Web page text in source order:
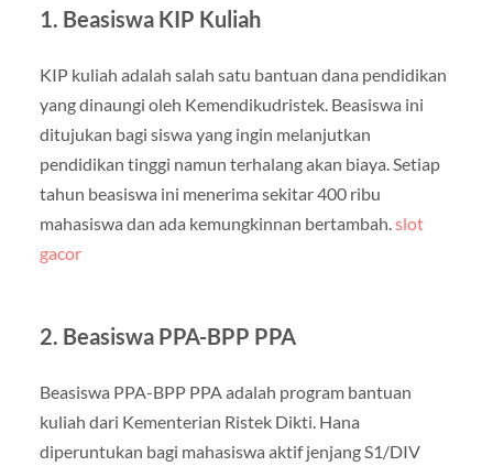
1. Beasiswa KIP Kuliah
KIP kuliah adalah salah satu bantuan dana pendidikan
yang dinaungi oleh Kemendikudristek. Beasiswa ini
ditujukan bagi siswa yang ingin melanjutkan
pendidikan tinggi namun terhalang akan biaya. Setiap
tahun beasiswa ini menerima sekitar 400 ribu
mahasiswa dan ada kemungkinnan bertambah. slot
gacor
2. Beasiswa PPA-BPP PPA
Beasiswa PPA-BPP PPA adalah program bantuan
kuliah dari Kementerian Ristek Dikti. Hana
diperuntukan bagi mahasiswa aktif jenjang S1/DIV